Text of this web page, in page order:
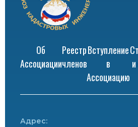
Об
Ассоциации
Реестр
членов
Вступление
в
Ассоциацию
Адрес: